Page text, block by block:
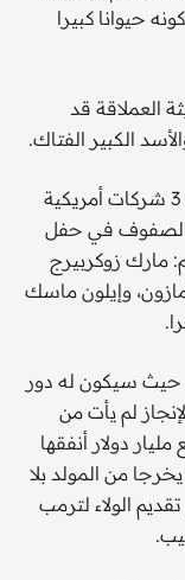
حيوانا كبيرا
العملاقة قد
الكبير الفتاك.
خطر كل هذا ببالي عندما قرأت أن أصحاب 3 شركات أمريكية
الصفوف في حفل
مارك زوكربيرج
وإيلون ماسك
حيث سيكون له دور
لم يأت من
دولار أنفقها
من المولد بلا
الولاء لترمب